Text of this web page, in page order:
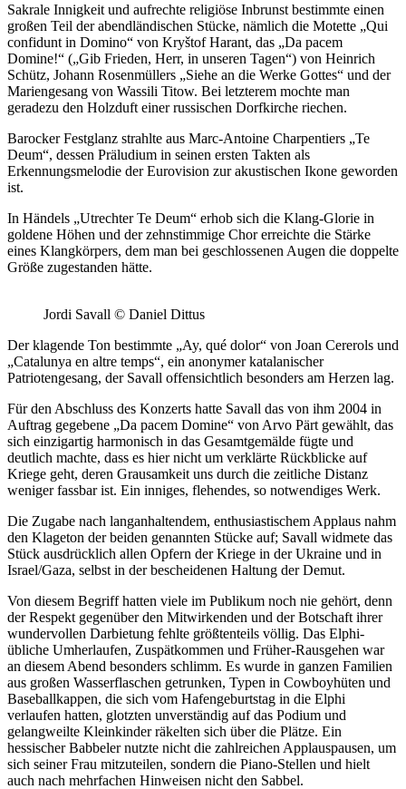
Sakrale Innigkeit und aufrechte religiöse Inbrunst bestimmte einen
großen Teil der abendländischen Stücke, nämlich die Motette „Qui
confidunt in Domino“ von Kryštof Harant, das „Da pacem
Domine!“ („Gib Frieden, Herr, in unseren Tagen“) von Heinrich
Schütz, Johann Rosenmüllers „Siehe an die Werke Gottes“ und der
Mariengesang von Wassili Titow. Bei letzterem mochte man
geradezu den Holzduft einer russischen Dorfkirche riechen.
Barocker Festglanz strahlte aus Marc-Antoine Charpentiers „Te
Deum“, dessen Präludium in seinen ersten Takten als
Erkennungsmelodie der Eurovision zur akustischen Ikone geworden
ist.
In Händels „Utrechter Te Deum“ erhob sich die Klang-Glorie in
goldene Höhen und der zehnstimmige Chor erreichte die Stärke
eines Klangkörpers, dem man bei geschlossenen Augen die doppelte
Größe zugestanden hätte.
Jordi Savall © Daniel Dittus
Der klagende Ton bestimmte „Ay, qué dolor“ von Joan Cererols und
„Catalunya en altre temps“, ein anonymer katalanischer
Patriotengesang, der Savall offensichtlich besonders am Herzen lag.
Für den Abschluss des Konzerts hatte Savall das von ihm 2004 in
Auftrag gegebene „Da pacem Domine“ von Arvo Pärt gewählt, das
sich einzigartig harmonisch in das Gesamtgemälde fügte und
deutlich machte, dass es hier nicht um verklärte Rückblicke auf
Kriege geht, deren Grausamkeit uns durch die zeitliche Distanz
weniger fassbar ist. Ein inniges, flehendes, so notwendiges Werk.
Die Zugabe nach langanhaltendem, enthusiastischem Applaus nahm
den Klageton der beiden genannten Stücke auf; Savall widmete das
Stück ausdrücklich allen Opfern der Kriege in der Ukraine und in
Israel/Gaza, selbst in der bescheidenen Haltung der Demut.
Von diesem Begriff hatten viele im Publikum noch nie gehört, denn
der Respekt gegenüber den Mitwirkenden und der Botschaft ihrer
wundervollen Darbietung fehlte größtenteils völlig. Das Elphi-
übliche Umherlaufen, Zuspätkommen und Früher-Rausgehen war
an diesem Abend besonders schlimm. Es wurde in ganzen Familien
aus großen Wasserflaschen getrunken, Typen in Cowboyhüten und
Baseballkappen, die sich vom Hafengeburtstag in die Elphi
verlaufen hatten, glotzten unverständig auf das Podium und
gelangweilte Kleinkinder räkelten sich über die Plätze. Ein
hessischer Babbeler nutzte nicht die zahlreichen Applauspausen, um
sich seiner Frau mitzuteilen, sondern die Piano-Stellen und hielt
auch nach mehrfachen Hinweisen nicht den Sabbel.